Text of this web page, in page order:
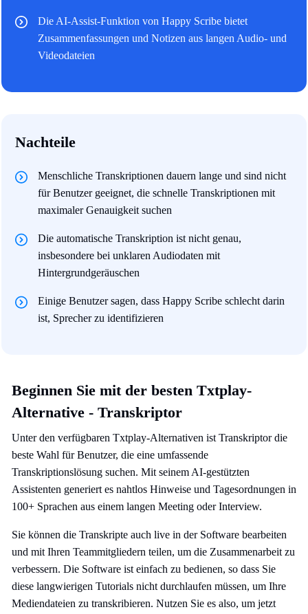
Die AI-Assist-Funktion von Happy Scribe bietet
Zusammenfassungen und Notizen aus langen Audio- und
Videodateien
Nachteile
Menschliche Transkriptionen dauern lange und sind nicht
für Benutzer geeignet, die schnelle Transkriptionen mit
maximaler Genauigkeit suchen
Die automatische Transkription ist nicht genau,
insbesondere bei unklaren Audiodaten mit
Hintergrundgeräuschen
Einige Benutzer sagen, dass Happy Scribe schlecht darin
ist, Sprecher zu identifizieren
Beginnen Sie mit der besten Txtplay-
Alternative - Transkriptor
Unter den verfügbaren Txtplay-Alternativen ist Transkriptor die
beste Wahl für Benutzer, die eine umfassende
Transkriptionslösung suchen. Mit seinem AI-gestützten
Assistenten generiert es nahtlos Hinweise und Tagesordnungen in
100+ Sprachen aus einem langen Meeting oder Interview.
Sie können die Transkripte auch live in der Software bearbeiten
und mit Ihren Teammitgliedern teilen, um die Zusammenarbeit zu
verbessern. Die Software ist einfach zu bedienen, so dass Sie
diese langwierigen Tutorials nicht durchlaufen müssen, um Ihre
Mediendateien zu transkribieren. Nutzen Sie es also, um jetzt